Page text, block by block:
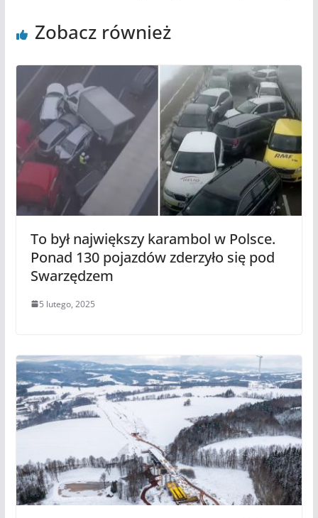
Zobacz również
To był największy karambol w Polsce.
Ponad 130 pojazdów zderzyło się pod
Swarzędzem
5 lutego, 2025